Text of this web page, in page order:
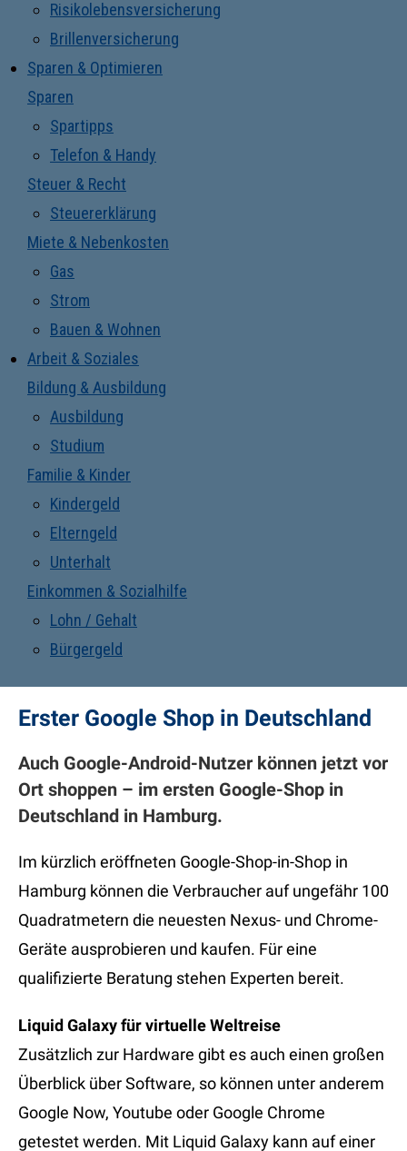
Risikolebensversicherung
Brillenversicherung
Sparen & Optimieren
Sparen
Spartipps
Telefon & Handy
Steuer & Recht
Steuererklärung
Miete & Nebenkosten
Gas
Strom
Bauen & Wohnen
Arbeit & Soziales
Bildung & Ausbildung
Ausbildung
Studium
Familie & Kinder
Kindergeld
Elterngeld
Unterhalt
Einkommen & Sozialhilfe
Lohn / Gehalt
Bürgergeld
Erster Google Shop in Deutschland
Auch Google-Android-Nutzer können jetzt vor
Ort shoppen – im ersten Google-Shop in
Deutschland in Hamburg.
Im kürzlich eröffneten Google-Shop-in-Shop in
Hamburg können die Verbraucher auf ungefähr 100
Quadratmetern die neuesten Nexus- und Chrome-
Geräte ausprobieren und kaufen. Für eine
qualifizierte Beratung stehen Experten bereit.
Liquid Galaxy für virtuelle Weltreise
Zusätzlich zur Hardware gibt es auch einen großen
Überblick über Software, so können unter anderem
Google Now, Youtube oder Google Chrome
getestet werden. Mit Liquid Galaxy kann auf einer